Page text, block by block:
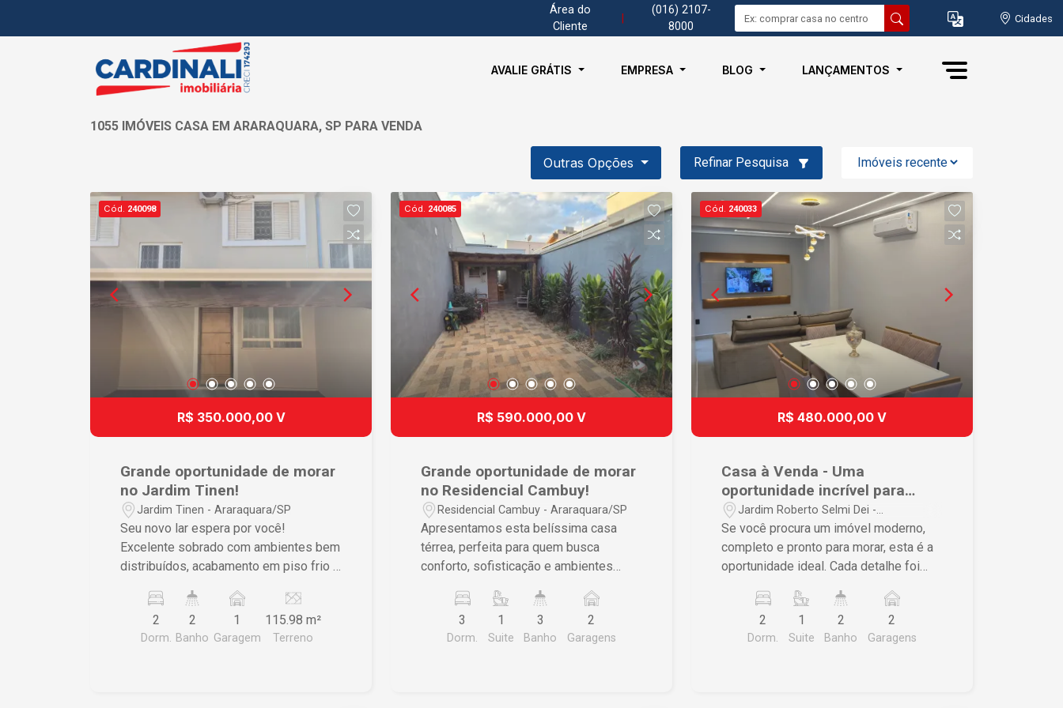
Área do
Cliente
(016) 2107-
8000
Cidades
AVALIE GRÁTIS EMPRESA BLOG LANÇAMENTOS
1055 IMÓVEIS CASA EM ARARAQUARA, SP PARA VENDA
Outras Opções Refinar Pesquisa
Cód. 240098
R$ 350.000,00 V
Grande oportunidade de morar
no Jardim Tinen!
Jardim Tinen - Araraquara/SP
Seu novo lar espera por você!
Excelente sobrado com ambientes bem
distribuídos, acabamento em piso frio e
imóvel conta com uma aconchegante
sala de TV, cozinha funcional com
armário, lavabo, área de serviço e um
2
Dorm.
2
Banho
1
Garagem
115.98 m²
Terreno
Cód. 240085
R$ 590.000,00 V
Grande oportunidade de morar
no Residencial Cambuy!
Residencial Cambuy - Araraquara/SP
Apresentamos esta belíssima casa
térrea, perfeita para quem busca
conforto, sofisticação e ambientes
inesquecíveis com a família. Destaques
do imóvel: - Piso laminado, que
proporciona elegância e aconchego; - 3
3
Dorm.
1
Suite
3
Banho
2
Garagens
Cód. 240033
R$ 480.000,00 V
Casa à Venda - Uma
oportunidade incrível para
quem busca conforto,
segurança e modernidade!
Jardim Roberto Selmi Dei -
Araraquara/SP
Se você procura um imóvel moderno,
completo e pronto para morar, esta é a
oportunidade ideal. Cada detalhe foi
segurança e praticidade para toda a
família. Destaques do imóvel: - 2
dormitórios, sendo 1 suíte com closet. -
2
Dorm.
1
Suite
2
Banho
2
Garagens